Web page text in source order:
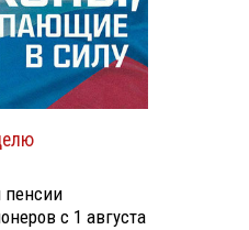
пенсии
с 1 августа